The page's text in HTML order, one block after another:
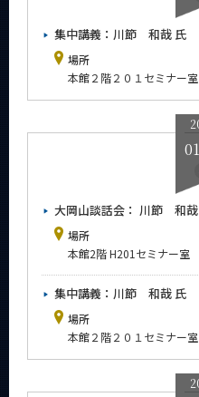
集中講義：川節 和哉 氏
場所
本館２階２０１セミナー室
大岡山談話会： 川節 和
場所
本館2階 H201セミナー室
集中講義：川節 和哉 氏
場所
本館２階２０１セミナー室
今後のイベント
今後の課程別イベント
年別アーカイブ
2026年
2023年
2022年
2021年
2020年
2019年
2018年